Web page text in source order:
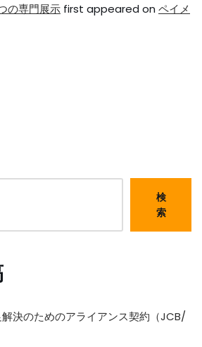
の専門展示 first appeared on ペイメ
検
索
決のためのアライアンス契約（JCB/